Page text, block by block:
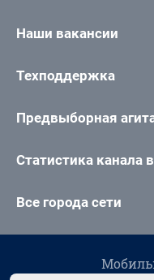
Наши вакансии
Техподдержка
Предвыборная
Статистика канала
Все города сети